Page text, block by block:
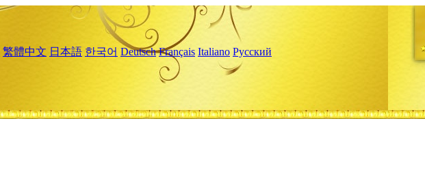
繁體中文 日本語 한국어 Deutsch Français Italiano Русский